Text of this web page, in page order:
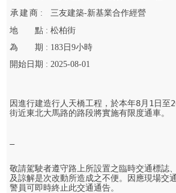
承建 商 :
三友建築-新基業合作經營
地
點 :松柏街
為
期 : 183 日9小時
開始 日期 :2025-08-01
因進行建造行人天橋工程，於本年8月1日至
街近東北大馬路的路段將實施有限度通車。
敬請駕駛者遵守路上所設置之臨時交通標誌
及諒解是次改動所造成之不便。因應現場交
警員可即時終止此交通通告。